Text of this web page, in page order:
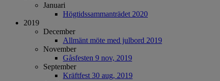
Januari
Högtidssammanträdet 2020
2019
December
Allmänt möte med julbord 2019
November
Gåsfesten 9 nov, 2019
September
Kräftfest 30 aug, 2019